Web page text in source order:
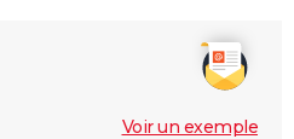
Voir un exemple